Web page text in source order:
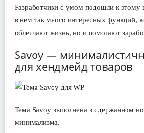
Разработчики с умом подошли к этому
в нем так много интересных функций,
облегчают жизнь, но и помогают
Savoy —
для хендмейд товаров
Тема Savoy выполнена в сдержанном
минимализма.